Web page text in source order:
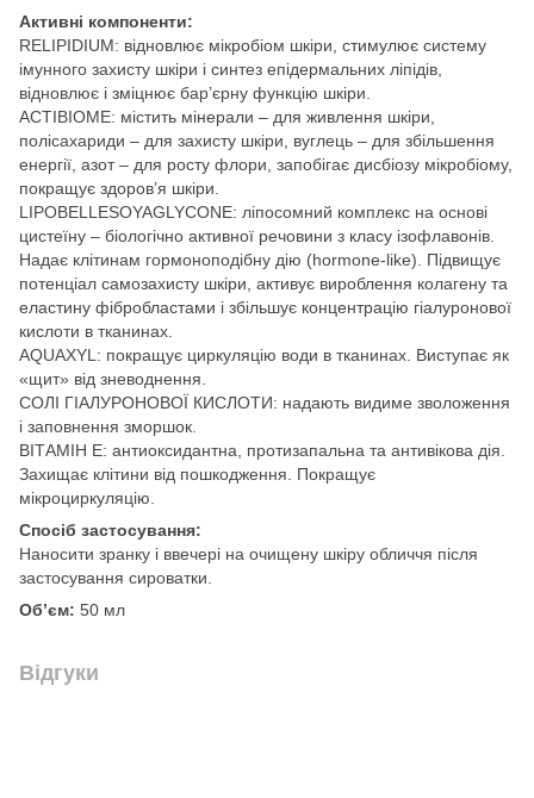
Активні компоненти:
RELIPIDIUM: відновлює мікробіом шкіри, стимулює систему
імунного захисту шкіри і синтез епідермальних ліпідів,
відновлює і зміцнює бар’єрну функцію шкіри.
ACTIBIOME: містить мінерали – для живлення шкіри,
полісахариди – для захисту шкіри, вуглець – для збільшення
енергії, азот – для росту флори, запобігає дисбіозу мікробіому,
покращує здоров’я шкіри.
LIPOBELLESOYAGLYCONE: ліпосомний комплекс на основі
цистеїну – біологічно активної речовини з класу ізофлавонів.
Надає клітинам гормоноподібну дію (hormone-like). Підвищує
потенціал самозахисту шкіри, активує вироблення колагену та
еластину фібробластами і збільшує концентрацію гіалуронової
кислоти в тканинах.
AQUAXYL: покращує циркуляцію води в тканинах. Виступає як
«щит» від зневоднення.
СОЛІ ГІАЛУРОНОВОЇ КИСЛОТИ: надають видиме зволоження
і заповнення зморшок.
ВІТАМІН Е: антиоксидантна, протизапальна та антивікова дія.
Захищає клітини від пошкодження. Покращує
мікроциркуляцію.
Спосіб застосування:
Наносити зранку і ввечері на очищену шкіру обличчя після
застосування сироватки.
Об’єм: 50 мл
Відгуки